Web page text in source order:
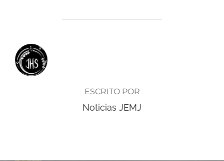
ESCRITO POR
Noticias JEMJ